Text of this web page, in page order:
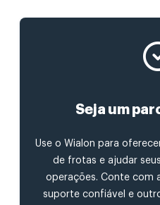
Seja um
Use o Wialon para
de frotas e ajudar
operações. Conte com
suporte confiável e